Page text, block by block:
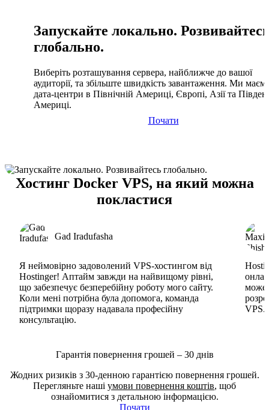
Запускайте локально.
глобально.
Виберіть розташування сервера, найближче до вашої
аудиторії, та збільште швидкість завантаження. Ми
дата-центри в Північній Америці, Європі, Азії та
Америці.
Почати
Хостинг Docker VPS, на який можна
покластися
Gad Iradufasha
Я неймовірно задоволений VPS-хостингом від
Hostinger! Аптайм завжди на найвищому рівні,
що забезпечує безперебійну роботу мого сайту.
Коли мені потрібна була допомога, команда
підтримки щоразу надавала професійну
консультацію.
може
VPS.
Гарантія повернення грошей – 30 днів
Жодних ризиків з 30-денною гарантією повернення грошей.
Перегляньте наші умови повернення коштів, щоб
ознайомитися з детальною інформацією.
Почати